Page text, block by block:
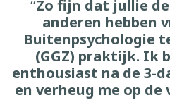
“Zo fijn dat jullie
anderen hebben
Buitenpsychologie
(GGZ) praktijk. Ik
enthousiast na de 3-
en verheug me op de